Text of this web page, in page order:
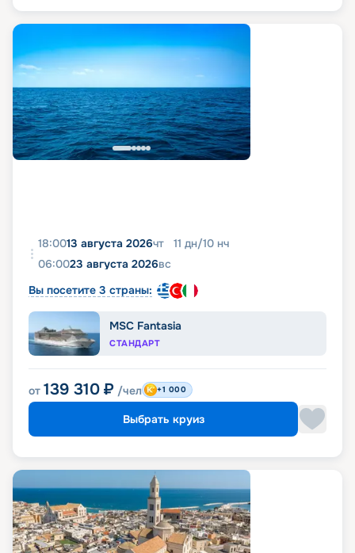
18:0013 августа 2026чт 11 дн/10 нч
06:0023 августа 2026вс
Вы посетите 3 страны:
MSC Fantasia
СТАНДАРТ
от 139 310 ₽ /чел +1 000
Выбрать круиз